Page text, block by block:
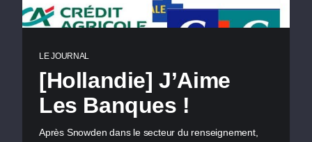
LE JOURNAL
[Hollandie] J’Aime
Les Banques !
Après Snowden dans le secteur du renseignement,